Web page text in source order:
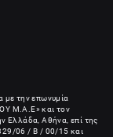
με την επωνυμία
Μ.Α.Ε» και τον
Ελλάδα, Αθήνα, επί της
06 / B / 00/15 και